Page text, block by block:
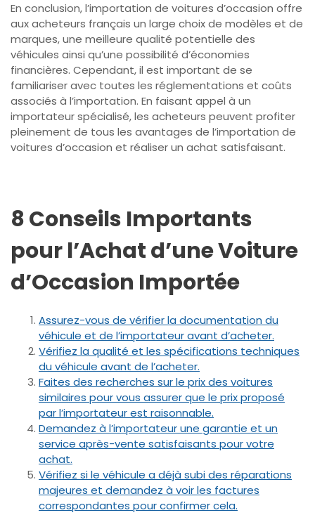
En conclusion, l’importation de voitures d’occasion offre
aux acheteurs français un large choix de modèles et de
marques, une meilleure qualité potentielle des
véhicules ainsi qu’une possibilité d’économies
financières. Cependant, il est important de se
familiariser avec toutes les réglementations et coûts
associés à l’importation. En faisant appel à un
importateur spécialisé, les acheteurs peuvent profiter
pleinement de tous les avantages de l’importation de
voitures d’occasion et réaliser un achat satisfaisant.
8 Conseils Importants
pour l’Achat d’une Voiture
d’Occasion Importée
Assurez-vous de vérifier la documentation du
véhicule et de l’importateur avant d’acheter.
Vérifiez la qualité et les spécifications techniques
du véhicule avant de l’acheter.
Faites des recherches sur le prix des voitures
similaires pour vous assurer que le prix proposé
par l’importateur est raisonnable.
Demandez à l’importateur une garantie et un
service après-vente satisfaisants pour votre
achat.
Vérifiez si le véhicule a déjà subi des réparations
majeures et demandez à voir les factures
correspondantes pour confirmer cela.